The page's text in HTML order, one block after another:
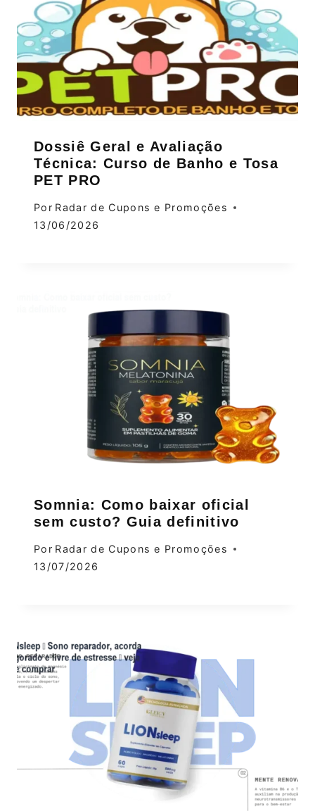
Dossiê Geral e Avaliação
Técnica: Curso de Banho e Tosa
PET PRO
Por Radar de Cupons e Promoções
13/06/2026
Somnia: Como baixar oficial
sem custo? Guia definitivo
Por Radar de Cupons e Promoções
13/07/2026